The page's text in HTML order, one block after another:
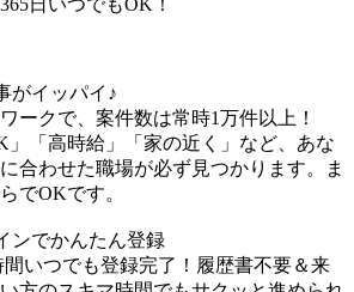
がイッパイ♪
ークで、案件数は常時1万件以上！
」「高時給」「家の近く」など、あな
合わせた職場が必ず見つかります。ま
でOKです。
ンでかんたん登録
間いつでも登録完了！履歴書不要＆来